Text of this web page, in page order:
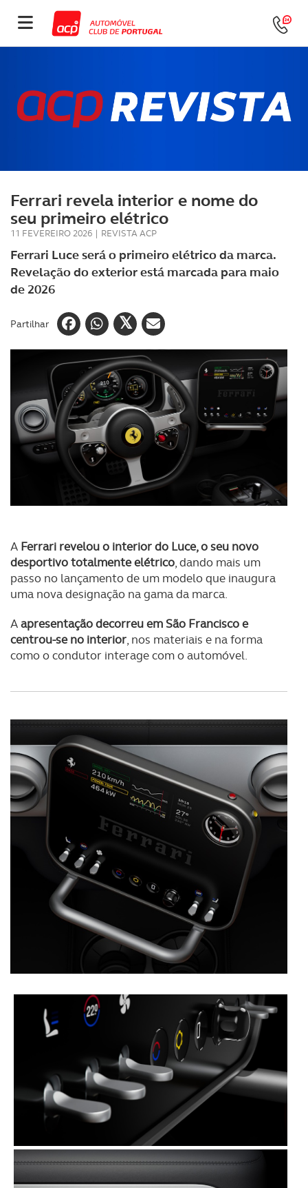
Ferrari revela interior e nome do
seu primeiro elétrico
11 FEVEREIRO 2026 | REVISTA ACP
Ferrari Luce será o primeiro elétrico da marca.
Revelação do exterior está marcada para maio
de 2026
Partilhar
A Ferrari revelou o interior do Luce, o seu novo
desportivo totalmente elétrico, dando mais um
passo no lançamento de um modelo que inaugura
uma nova designação na gama da marca.
Aapresentação decorreu em São Francisco e
centrou-se no interior, nos materiais e na forma
como o condutor interage com o automóvel.